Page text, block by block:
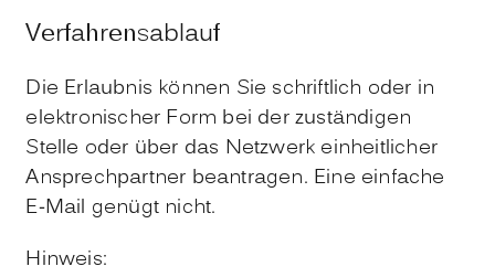
Verfahrensablauf
Die Erlaubnis können Sie schriftlich oder in
elektronischer Form bei der zuständigen
Stelle oder über das Netzwerk einheitlicher
Ansprechpartner beantragen. Eine einfache
E-Mail genügt nicht.
Hinweis: